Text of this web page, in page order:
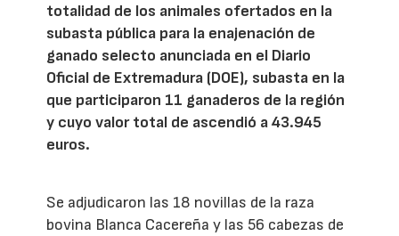
totalidad de los animales ofertados en la
subasta pública para la enajenación de
ganado selecto anunciada en el Diario
Oficial de Extremadura (DOE), subasta en la
que participaron 11 ganaderos de la región
y cuyo valor total de ascendió a 43.945
euros.
Se adjudicaron las 18 novillas de la raza
bovina Blanca Cacereña y las 56 cabezas de